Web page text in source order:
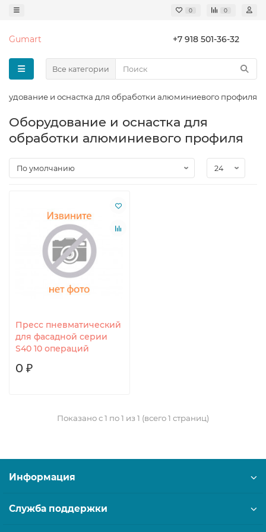
0 0
Gumart +7 918 501-36-32
Все категории
и оснастка для обработки алюминиевого профиля
Оборудование и оснастка для
обработки алюминиевого профиля
Пресс пневматический
для фасадной серии
S40 10 операций
0 ₽
Показано с 1 по 1 из 1 (всего 1 страниц)
Информация
Служба поддержки